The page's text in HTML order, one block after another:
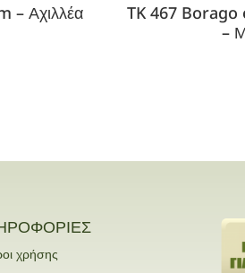
– Αχιλλέα
TK 467
–
χρήσης